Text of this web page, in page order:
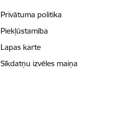
Privātuma politika
Piekļūstamība
Lapas karte
Sīkdatņu izvēles maiņa